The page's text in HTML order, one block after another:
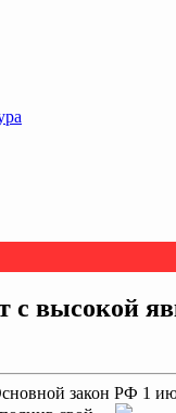
с высокой
закон РФ